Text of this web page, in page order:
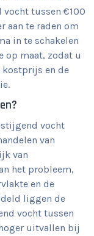
vocht tussen €100
aan te raden om
in te schakelen
op maat, zodat u
en de
vocht
van
van
het probleem,
en de
liggen de
vocht tussen
uitvallen bij